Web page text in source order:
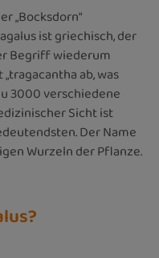
„Bocksdorn“
ist griechisch, der
Begriff wiederum
ab, was
3000 verschiedene
Sicht ist
Der Name
Wurzeln der Pflanze.